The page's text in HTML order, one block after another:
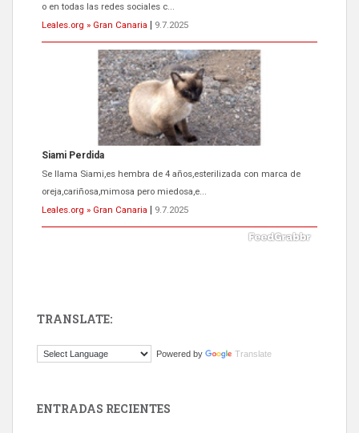
o en todas las redes sociales c...
Leales.org » Gran Canaria
9.7.2025
Siami Perdida
Se llama Siami,es hembra de 4 años,esterilizada con marca de
oreja,cariñosa,mimosa pero miedosa,e...
Leales.org » Gran Canaria
9.7.2025
El ayuntamiento se va a llevar a Los Gatos callejeros de la zona los
TRANSLATE:
Powered by Translate
ENTRADAS RECIENTES